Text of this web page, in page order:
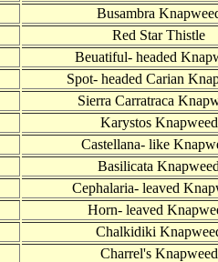
Busambra
Red Star Thistle
Beuatiful- headed
Spot- headed Carian
Sierra Carratraca
Karystos Knapweed
Castellana- like
Basilicata Knapweed
Cephalaria- leaved
Horn- leaved
Chalkidiki
Charrel's Knapweed